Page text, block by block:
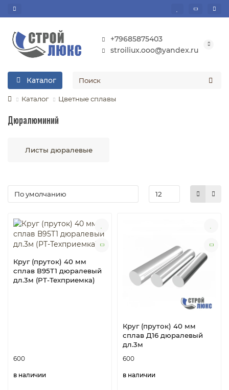
+79685875403
stroiliux.ooo@yandex.ru
Каталог
Каталог Цветные сплавы
Дюралюминий
Листы дюралевые
Круг (пруток) 40 мм
сплав В95Т1 дюралевый
дл.3м (РТ-Техприемка)
600
в наличии
Круг (пруток) 40 мм
сплав Д16 дюралевый
дл.3м
600
в наличии